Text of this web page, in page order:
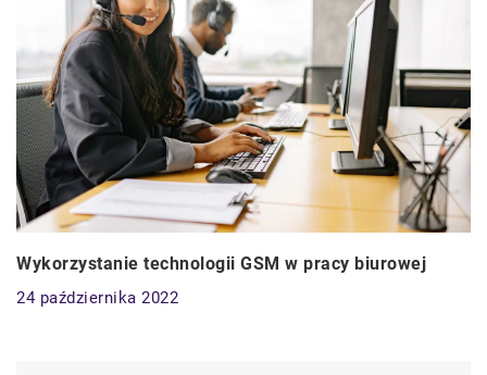
Wykorzystanie technologii GSM w pracy biurowej
24 października 2022